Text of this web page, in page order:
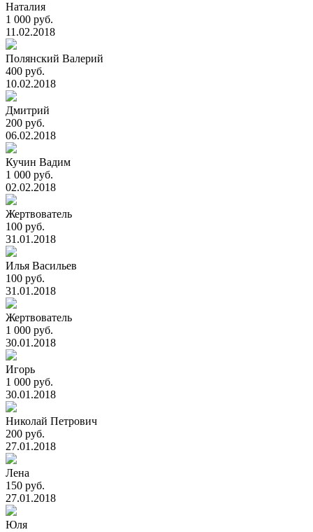
Наталия
1 000 руб.
11.02.2018
Полянский Валерий
400 руб.
10.02.2018
Дмитрий
200 руб.
06.02.2018
Кучин Вадим
1 000 руб.
02.02.2018
Жертвователь
100 руб.
31.01.2018
Илья Васильев
100 руб.
31.01.2018
Жертвователь
1 000 руб.
30.01.2018
Игорь
1 000 руб.
30.01.2018
Николай Петрович
200 руб.
27.01.2018
Лена
150 руб.
27.01.2018
Юля